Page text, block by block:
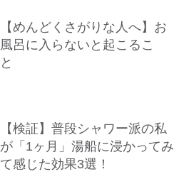
【めんどくさがりな人へ】お
風呂に入らないと起こるこ
と
【検証】普段シャワー派の私
が「1ヶ月」湯船に浸かってみ
て感じた効果3選！